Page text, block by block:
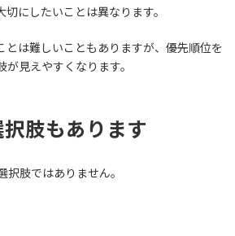
にしたいことは異なります。
とは難しいこともありますが、優先順位を
見えやすくなります。
肢もあります
肢ではありません。